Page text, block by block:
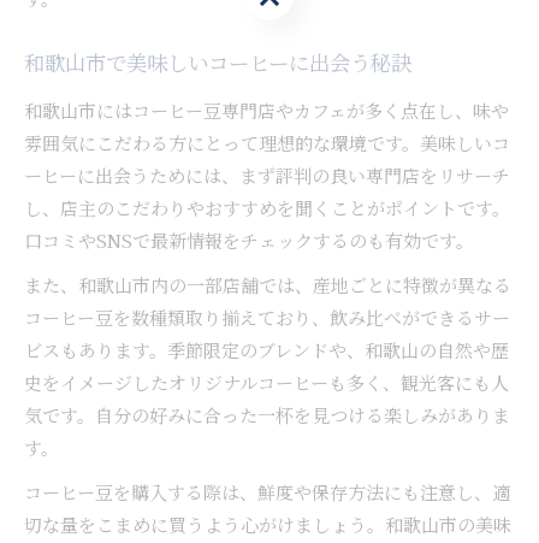
和歌山市で美味しいコーヒーに出会う秘訣
和歌山市にはコーヒー豆専門店やカフェが多く点在し、味や
雰囲気にこだわる方にとって理想的な環境です。美味しいコ
ーヒーに出会うためには、まず評判の良い専門店をリサーチ
し、店主のこだわりやおすすめを聞くことがポイントです。
口コミやSNSで最新情報をチェックするのも有効です。
また、和歌山市内の一部店舗では、産地ごとに特徴が異なる
コーヒー豆を数種類取り揃えており、飲み比べができるサー
ビスもあります。季節限定のブレンドや、和歌山の自然や歴
史をイメージしたオリジナルコーヒーも多く、観光客にも人
気です。自分の好みに合った一杯を見つける楽しみがありま
す。
コーヒー豆を購入する際は、鮮度や保存方法にも注意し、適
切な量をこまめに買うよう心がけましょう。和歌山市の美味